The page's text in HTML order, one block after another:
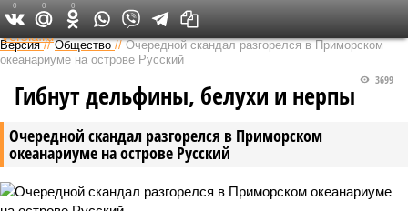
Федеральный выпуск
Версия //Общество //Очередной скандал разгорелся в Приморском
океанариуме на острове Русский
Очередной скандал разгорелся в Приморском
океанариуме на острове Русский
3699
Гибнут дельфины, белухи и нерпы
0 0 0